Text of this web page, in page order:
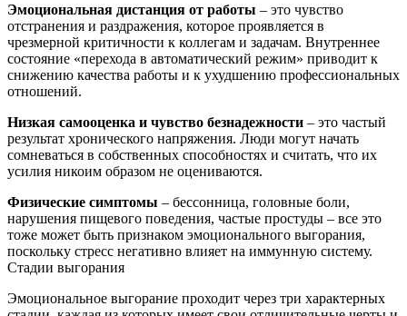
Эмоциональная дистанция от работы – это чувство
отстранения и раздражения, которое проявляется в
чрезмерной критичности к коллегам и задачам. Внутреннее
состояние «перехода в автоматический режим» приводит к
снижению качества работы и к ухудшению профессиональных
отношений.
Низкая самооценка и чувство безнадежности – это частый
результат хронического напряжения. Люди могут начать
сомневаться в собственных способностях и считать, что их
усилия никоим образом не оцениваются.
Физические симптомы – бессонница, головные боли,
нарушения пищевого поведения, частые простуды – все это
тоже может быть признаком эмоционального выгорания,
поскольку стресс негативно влияет на иммунную систему.
Стадии выгорания
Эмоциональное выгорание проходит через три характерных